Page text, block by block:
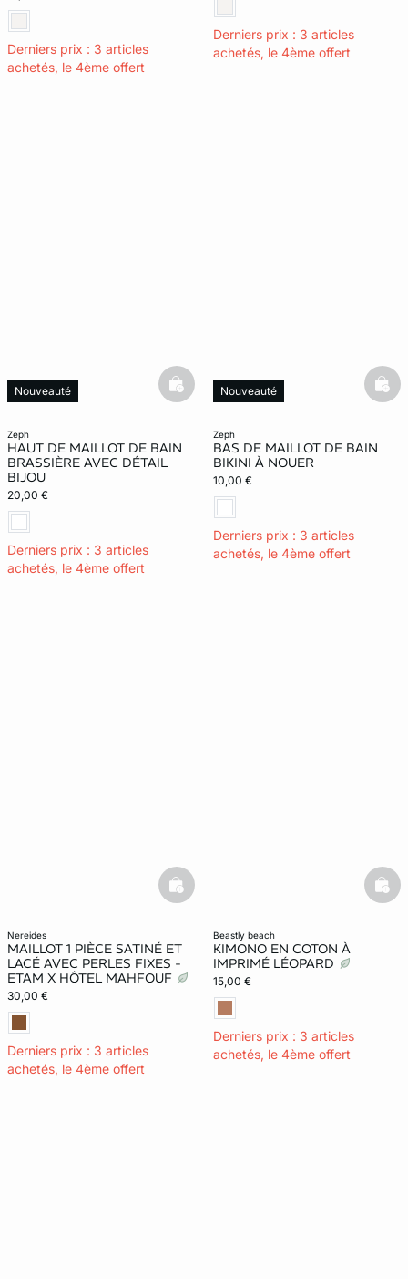
Derniers prix : 3 articles
achetés, le 4ème offert
Derniers prix : 3 articles
achetés, le 4ème offert
zeph
HAUT DE MAILLOT DE BAIN
BRASSIÈRE AVEC DÉTAIL
BIJOU
20,00 €
Derniers prix : 3 articles
achetés, le 4ème offert
Nouveauté basketfull
zeph
BAS DE MAILLOT DE BAIN
BIKINI À NOUER
10,00 €
Derniers prix : 3 articles
achetés, le 4ème offert
Nouveauté
nereides
MAILLOT 1 PIÈCE SATINÉ ET
LACÉ AVEC PERLES FIXES -
ETAM X HÔTEL MAHFOUF
30,00 €
Derniers prix : 3 articles
achetés, le 4ème offert
basketfull
beastly beach
KIMONO EN COTON À
IMPRIMÉ LÉOPARD
15,00 €
Derniers prix : 3 articles
achetés, le 4ème offert